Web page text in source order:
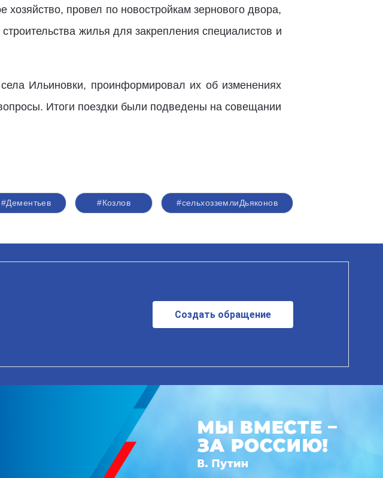
хозяйство, провел по новостройкам зернового двора,
жилья для закрепления специалистов и
Ильиновки, проинформировал их об изменениях
Итоги поездки были подведены на совещании
#Дементьев #Козлов #сельхозземлиДьяконов
Создать обращение